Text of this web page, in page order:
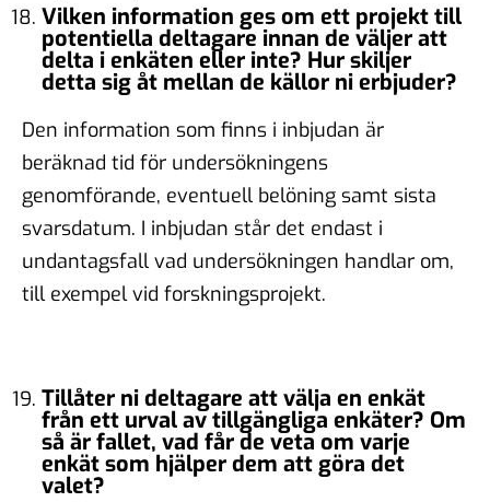
Vilken information ges om ett projekt till
potentiella deltagare innan de väljer att
delta i enkäten eller inte? Hur skiljer
detta sig åt mellan de källor ni erbjuder?
Den information som finns i inbjudan är
beräknad tid för undersökningens
genomförande, eventuell belöning samt sista
svarsdatum. I inbjudan står det endast i
undantagsfall vad undersökningen handlar om,
till exempel vid forskningsprojekt.
Tillåter ni deltagare att välja en enkät
från ett urval av tillgängliga enkäter? Om
så är fallet, vad får de veta om varje
enkät som hjälper dem att göra det
valet?